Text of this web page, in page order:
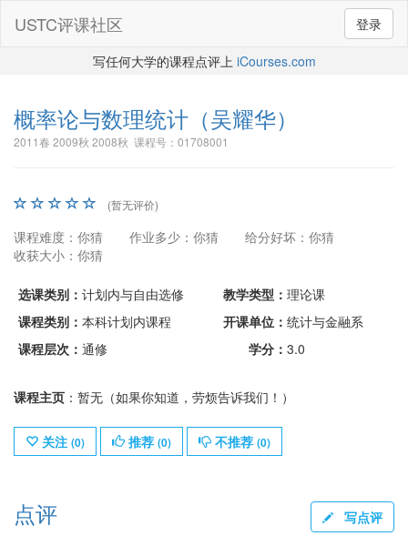
登录
USTC评课社区
写任何大学的课程点评上 iCourses.com
概率论与数理统计 （吴耀华）
2011春 2009秋 2008秋 课程号：01708001
(暂无评价)
课程难度：你猜 作业多少：你猜
给分好坏：你猜
收获大小：你猜
选课类别： 计划内与自由选修 教学类型： 理论课
课程类别： 本科计划内课程 开课单位： 统计与金融系
课程层次： 通修 学分： 3.0
课程主页 ：暂无（如果你知道，劳烦告诉我们！）
关注 (0) 推荐 (0) 不推荐 (0)
点评 写点评